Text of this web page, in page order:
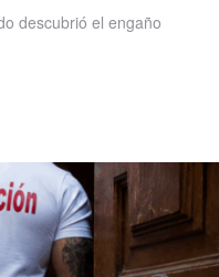
descubrió el engaño